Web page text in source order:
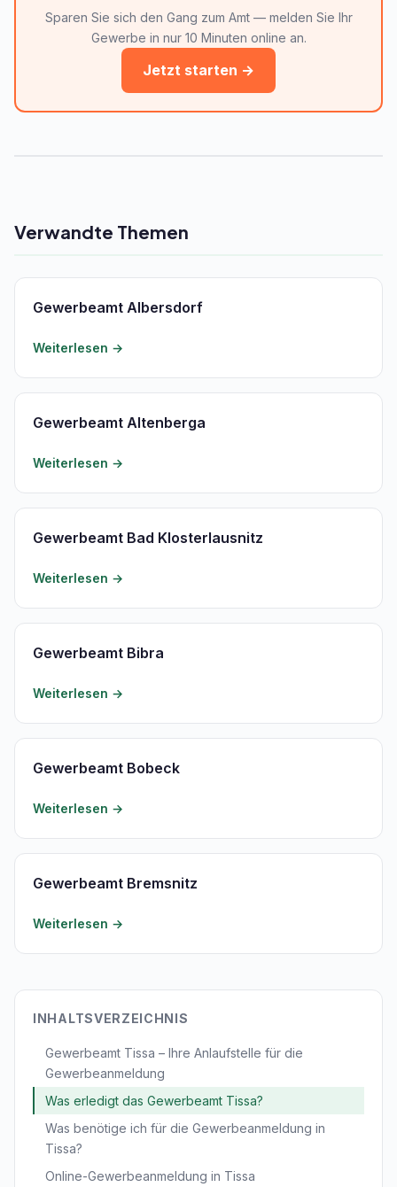
Sparen Sie sich den Gang zum Amt — melden Sie Ihr
Gewerbe in nur 10 Minuten online an.
Jetzt starten →
Verwandte Themen
Gewerbeamt Albersdorf
Weiterlesen →
Gewerbeamt Altenberga
Weiterlesen →
Gewerbeamt Bad Klosterlausnitz
Weiterlesen →
Gewerbeamt Bibra
Weiterlesen →
Gewerbeamt Bobeck
Weiterlesen →
Gewerbeamt Bremsnitz
Weiterlesen →
INHALTSVERZEICHNIS
Gewerbeamt Tissa – Ihre Anlaufstelle für die
Gewerbeanmeldung
Was erledigt das Gewerbeamt Tissa?
Was benötige ich für die Gewerbeanmeldung in
Tissa?
Online-Gewerbeanmeldung in Tissa